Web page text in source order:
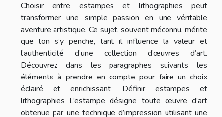
Choisir entre estampes et lithographies peut
transformer une simple passion en une véritable
aventure artistique. Ce sujet, souvent méconnu, mérite
que l’on s’y penche, tant il influence la valeur et
l’authenticité d’une collection d’œuvres d’art.
Découvrez dans les paragraphes suivants les
éléments à prendre en compte pour faire un choix
éclairé et enrichissant. Définir estampes et
lithographies L’estampe désigne toute œuvre d’art
obtenue par une technique d’impression utilisant une